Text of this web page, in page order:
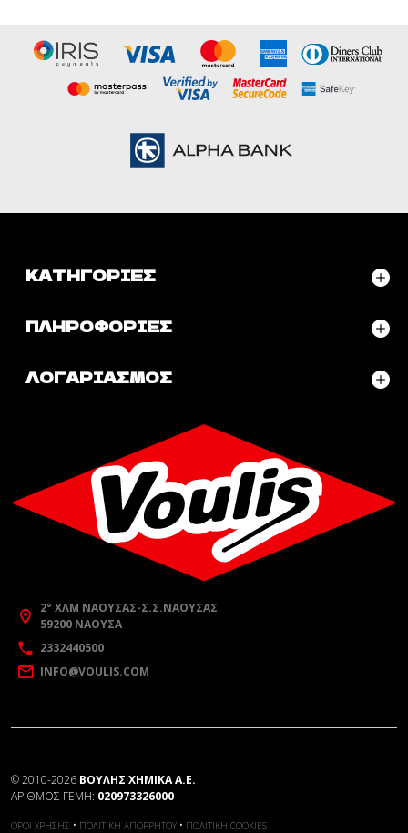
ΚΑΤΗΓΟΡΊΕΣ
ΠΛΗΡΟΦΟΡΊΕΣ
ΛΟΓΑΡΙΑΣΜΌΣ
2° ΧΛΜ ΝΆΟΥΣΑΣ-Σ.Σ.ΝΆΟΥΣΑΣ
59200 ΝΆΟΥΣΑ
2332440500
INFO@VOULIS.COM
©2010-2026 ΒΟΥΛΗΣ ΧΗΜΙΚΑ Α.Ε.
ΑΡΙΘΜΌΣ ΓΕΜΗ: 020973326000
ΌΡΟΙ ΧΡΉΣΗΣ • ΠΟΛΙΤΙΚΉ ΑΠΟΡΡΉΤΟΥ • ΠΟΛΙΤΙΚΉ COOKIES